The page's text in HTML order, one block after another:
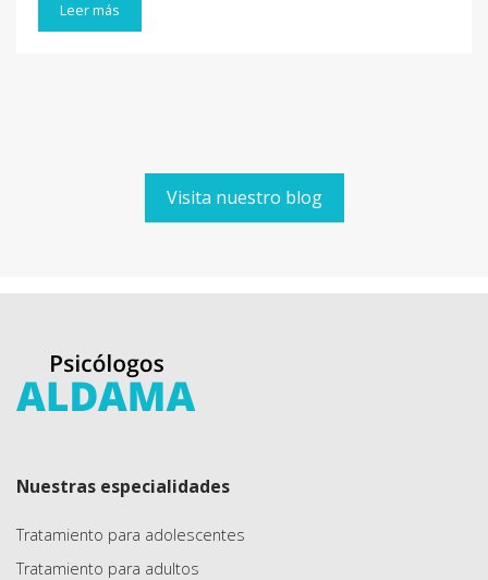
Leer más
Visita nuestro blog
Nuestras especialidades
Tratamiento para adolescentes
Tratamiento para adultos